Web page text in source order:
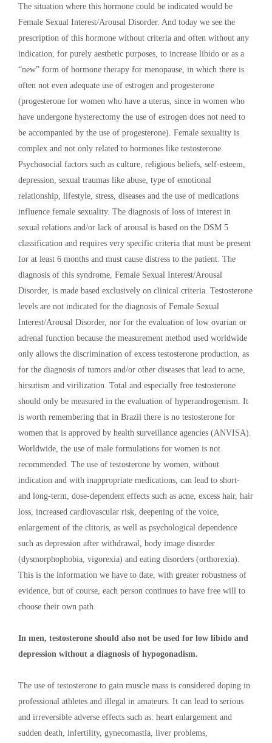
The situation where this hormone could be indicated would be
Female Sexual Interest/Arousal Disorder. And today we see the
prescription of this hormone without criteria and often without any
indication, for purely aesthetic purposes, to increase libido or as a
“new” form of hormone therapy for menopause, in which there is
often not even adequate use of estrogen and progesterone
(progesterone for women who have a uterus, since in women who
have undergone hysterectomy the use of estrogen does not need to
be accompanied by the use of progesterone). Female sexuality is
complex and not only related to hormones like testosterone.
Psychosocial factors such as culture, religious beliefs, self-esteem,
depression, sexual traumas like abuse, type of emotional
relationship, lifestyle, stress, diseases and the use of medications
influence female sexuality. The diagnosis of loss of interest in
sexual relations and/or lack of arousal is based on the DSM 5
classification and requires very specific criteria that must be present
for at least 6 months and must cause distress to the patient. The
diagnosis of this syndrome, Female Sexual Interest/Arousal
Disorder, is made based exclusively on clinical criteria. Testosterone
levels are not indicated for the diagnosis of Female Sexual
Interest/Arousal Disorder, nor for the evaluation of low ovarian or
adrenal function because the measurement method used worldwide
only allows the discrimination of excess testosterone production, as
for the diagnosis of tumors and/or other diseases that lead to acne,
hirsutism and virilization. Total and especially free testosterone
should only be measured in the evaluation of hyperandrogenism. It
is worth remembering that in Brazil there is no testosterone for
women that is approved by health surveillance agencies (ANVISA).
Worldwide, the use of male formulations for women is not
recommended. The use of testosterone by women, without
indication and with inappropriate medications, can lead to short-
and long-term, dose-dependent effects such as acne, excess hair, hair
loss, increased cardiovascular risk, deepening of the voice,
enlargement of the clitoris, as well as psychological dependence
such as depression after withdrawal, body image disorder
(dysmorphophobia, vigorexia) and eating disorders (orthorexia).
This is the information we have to date, with greater robustness of
evidence, but of course, each person continues to have free will to
choose their own path.
In men, testosterone should also not be used for low libido and
depression without a diagnosis of hypogonadism.
The use of testosterone to gain muscle mass is considered doping in
professional athletes and illegal in amateurs. It can lead to serious
and irreversible adverse effects such as: heart enlargement and
sudden death, infertility, gynecomastia, liver problems,